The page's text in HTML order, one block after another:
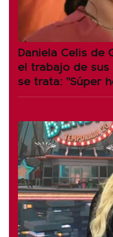
Daniela Celis de
el trabajo de
se trata: "Súper